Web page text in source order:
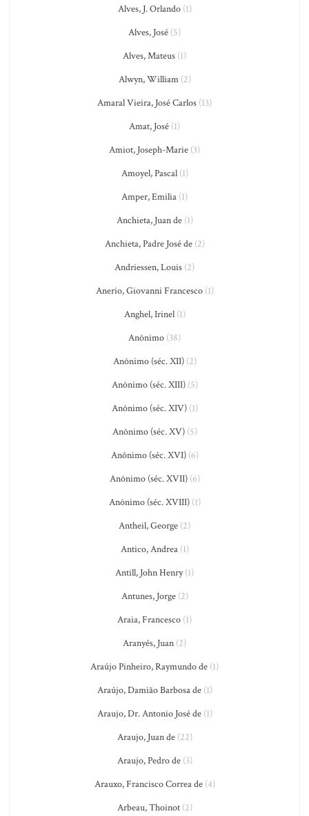
Alves, J. Orlando(1)
Alves, José (5)
Alves, Mateus (1)
Alwyn, William(2)
Amaral Vieira, José Carlos (13)
Amat, José (1)
Amiot, Joseph-Marie (3)
Amoyel, Pascal(1)
Amper, Emilia (1)
Anchieta, Juan de(1)
Anchieta, Padre José de(2)
Andriessen, Louis (2)
Anerio, Giovanni Francesco(1)
Anghel, Irinel(1)
Anônimo (38)
Anônimo (séc. XII)(2)
Anônimo (séc. XIII)(5)
Anônimo (séc. XIV)(1)
Anônimo (séc. XV)(5)
Anônimo (séc. XVI)(6)
Anônimo (séc. XVII)(6)
Anônimo (séc. XVIII)(1)
Antheil, George (2)
Antico, Andrea(1)
Antill, John Henry(1)
Antunes, Jorge(2)
Araia, Francesco (1)
Aranyés, Juan (2)
Araújo Pinheiro, Raymundo de (1)
Araújo, Damião Barbosa de(1)
Araujo, Dr. Antonio José de(1)
Araujo, Juan de(22)
Araujo, Pedro de(3)
Arauxo, Francisco Correa de(4)
Arbeau, Thoinot(2)